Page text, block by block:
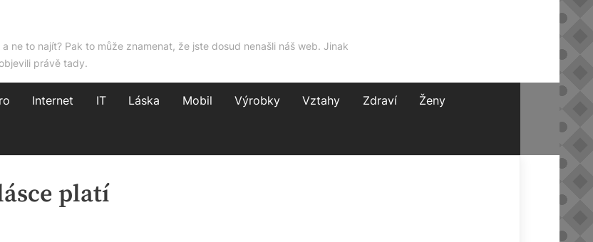
ne to najít? Pak to může znamenat, že jste dosud nenašli náš web. Jinak
právě tady.
Internet IT Láska Mobil Výrobky Vztahy Zdraví Ženy
platí